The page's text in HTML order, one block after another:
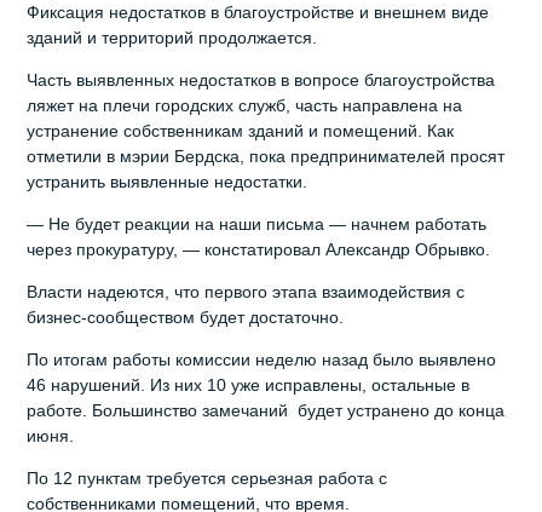
Фиксация недостатков в благоустройстве и внешнем виде
зданий и территорий продолжается.
Часть выявленных недостатков в вопросе благоустройства
ляжет на плечи городских служб, часть направлена на
устранение собственникам зданий и помещений. Как
отметили в мэрии Бердска, пока предпринимателей просят
устранить выявленные недостатки.
— Не будет реакции на наши письма — начнем работать
через прокуратуру, — констатировал Александр Обрывко.
Власти надеются, что первого этапа взаимодействия с
бизнес-сообществом будет достаточно.
По итогам работы комиссии неделю назад было выявлено
46 нарушений. Из них 10 уже исправлены, остальные в
работе. Большинство замечаний будет устранено до конца
июня.
По 12 пунктам требуется серьезная работа с
собственниками помещений, что время.